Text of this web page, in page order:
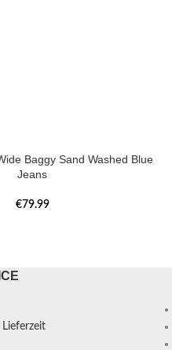
Baggy Sand Washed Blue
Jeans
€79.99